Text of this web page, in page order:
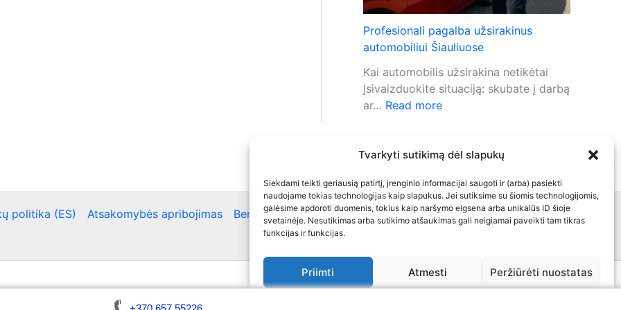
Tvarkyti sutikimą dėl slapukų
Siekdami teikti geriausią patirtį, įrenginio informacijai saugoti ir (arba) pasiekti
naudojame tokias technologijas kaip slapukus. Jei sutiksime su šiomis technologijomis,
galėsime apdoroti duomenis, tokius kaip naršymo elgsena arba unikalūs ID šioje
svetainėje. Nesutikimas arba sutikimo atšaukimas gali neigiamai paveikti tam tikras
funkcijas ir funkcijas.
Priimti Atmesti Peržiūrėti nuostatas
i
i
o
s
p
b
o
b
i
s
e
g
u
o
r
Profesionali pagalba užsirakinus
automobiliui Šiauliuose
Kai automobilis užsirakina netikėtai
Įsivaizduokite situaciją: skubate į darbą
ar… Read more:
o
e
s
i
a
l
politika (ES) Atsakomybės apribojimas Bendra kontaktinė informacija Kontaktai